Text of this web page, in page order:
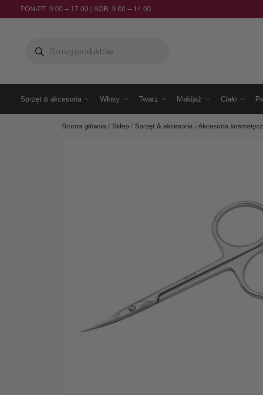
PON-PT: 9:00 – 17:00 | SOB: 9:00 – 14:00
Sprzęt & akcesoria Włosy Twarz Makijaż Ciało
Strona główna / Sklep / Sprzęt & akcesoria /Akcesoria